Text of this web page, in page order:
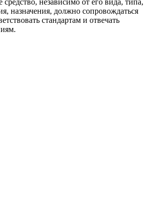
назначения, должно сопровождаться
стандартам и отвечать